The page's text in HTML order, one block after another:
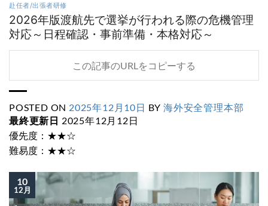
赴任者/出張者研修
2026年版渡航先で選挙が行われる際の危機管理
対応～日程確認・事前準備・本格対応～
この記事のURLをコピーする
POSTED ON 2025年12月10日 BY海外安全管理本部
最終更新日 2025年12月12日
優先度：★★☆
難易度：★★☆
10
12月